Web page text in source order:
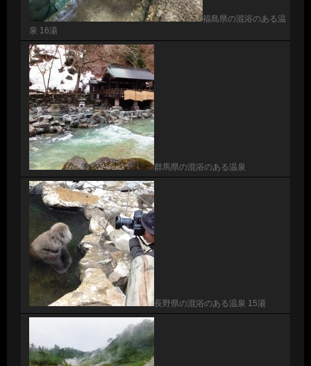
福島県の混浴のある温
泉 16湯
群馬県の混浴のある温泉
長野県の混浴のある温泉 15湯